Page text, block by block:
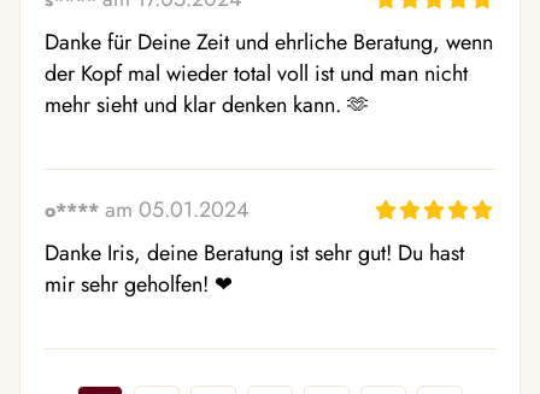
Danke für Deine Zeit und ehrliche Beratung, wenn
der Kopf mal wieder total voll ist und man nicht
mehr sieht und klar denken kann. 🫶
o**** am 05.01.2024
Danke Iris, deine Beratung ist sehr gut! Du hast
mir sehr geholfen! ❤ ️